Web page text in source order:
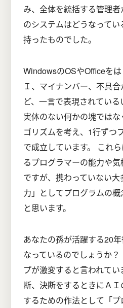
み、全体を統括する管理
のシステムはどうなって
持ったものでした。
WindowsのOSやOfficeを
Ｉ、マイナンバー、不具
ど、一言で表現されてい
実体のない何かの塊では
ゴリズムを考え、1行ずつ
で成立しています。 これ
るプログラマーの能力や
ですが、携わっていない
力」としてプログラムの
と思います。
あなたの孫が活躍する20
なっているのでしょうか
プが激変すると言われて
断、決断をするときにＡ
するための作法として「